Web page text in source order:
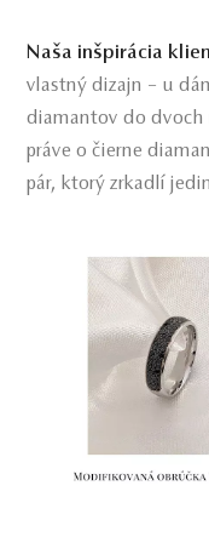
Naša inšpirácia
vlastný dizajn – u
diamantov do dvoch
práve o čierne
pár, ktorý zrkadlí